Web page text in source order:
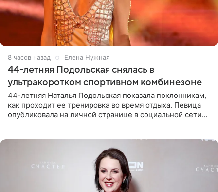
8 часов назад Елена Нужная
44-летняя Подольская снялась в
ультракоротком спортивном комбинезоне
44-летняя Наталья Подольская показала поклонникам,
как проходит ее тренировка во время отдыха. Певица
опубликовала на личной странице в социальной сети